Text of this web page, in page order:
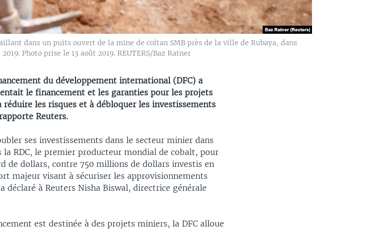
dans un puits ouvert de la mine de coltan SMB près de la ville de Rubaya, dans
Photo prise le 13 août 2019. REUTERS/Baz Ratner
du développement international (DFC) a
le financement et les garanties pour les projets
réduire les risques et à débloquer les investissements
Reuters.
ses investissements dans le secteur minier dans
la RDC, le premier producteur mondial de cobalt, pour
de dollars, contre 750 millions de dollars investis en
majeur visant à sécuriser les approvisionnements
déclaré à Reuters Nisha Biswal, directrice générale
est destinée à des projets miniers, la DFC alloue